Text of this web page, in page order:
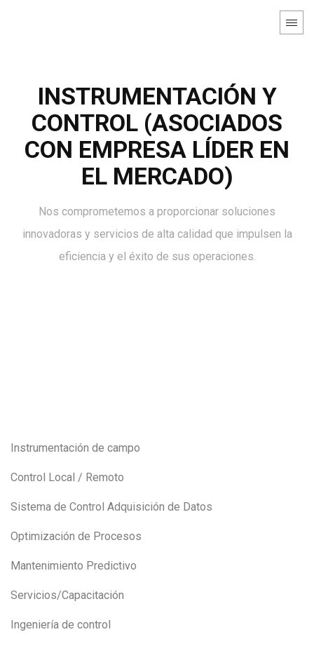
INSTRUMENTACIÓN Y
CONTROL (ASOCIADOS
CON EMPRESA LÍDER EN
EL MERCADO)
Nos comprometemos a proporcionar soluciones
innovadoras y servicios de alta calidad que impulsen la
eficiencia y el éxito de sus operaciones.
Instrumentación de campo
Control Local / Remoto
Sistema de Control Adquisición de Datos
Optimización de Procesos
Mantenimiento Predictivo
Servicios/Capacitación
Ingeniería de control